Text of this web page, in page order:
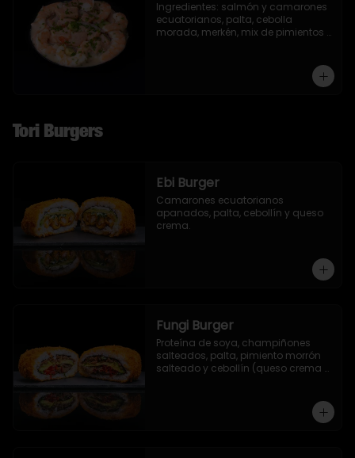
Ingredientes: salmón y camarones
ecuatorianos, palta, cebolla
morada, merkén, mix de pimientos
Tori Burgers
Ebi Burger
Camarones ecuatorianos
apanados, palta, cebollín y queso
crema.
Fungi Burger
Proteína de soya, champiñones
salteados, palta, pimiento morrón
salteado y cebollín (queso crema